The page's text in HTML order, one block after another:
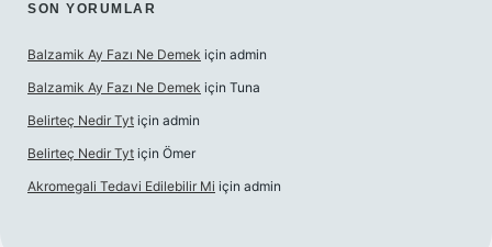
SON YORUMLAR
Balzamik Ay Fazı Ne Demek için admin
Balzamik Ay Fazı Ne Demek için Tuna
Belirteç Nedir Tyt için admin
Belirteç Nedir Tyt için Ömer
Akromegali Tedavi Edilebilir Mi için admin